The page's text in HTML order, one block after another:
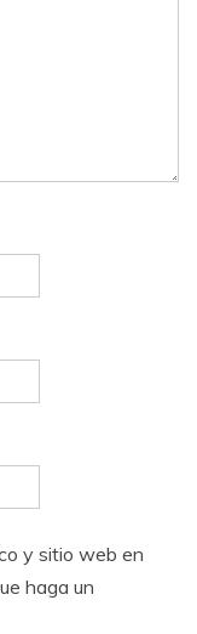
y sitio web en
haga un